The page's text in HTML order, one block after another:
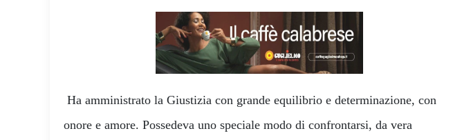
Ha amministrato la Giustizia con grande equilibrio e determinazione, con
onore e amore. Possedeva uno speciale modo di confrontarsi, da vera